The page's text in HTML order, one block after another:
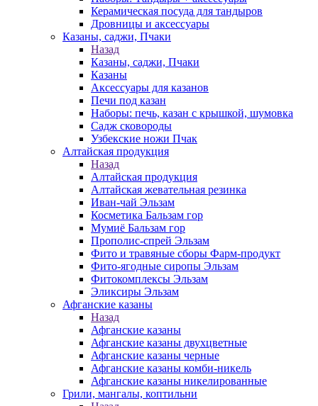
Керамическая посуда для тандыров
Дровницы и аксессуары
Казаны, саджи, Пчаки
Назад
Казаны, саджи, Пчаки
Казаны
Аксессуары для казанов
Печи под казан
Наборы: печь, казан с крышкой, шумовка
Садж сковороды
Узбекские ножи Пчак
Алтайская продукция
Назад
Алтайская продукция
Алтайская жевательная резинка
Иван-чай Эльзам
Косметика Бальзам гор
Мумиё Бальзам гор
Прополис-спрей Эльзам
Фито и травяные сборы Фарм-продукт
Фито-ягодные сиропы Эльзам
Фитокомплексы Эльзам
Эликсиры Эльзам
Афганские казаны
Назад
Афганские казаны
Афганские казаны двухцветные
Афганские казаны черные
Афганские казаны комби-никель
Афганские казаны никелированные
Грили, мангалы, коптильни